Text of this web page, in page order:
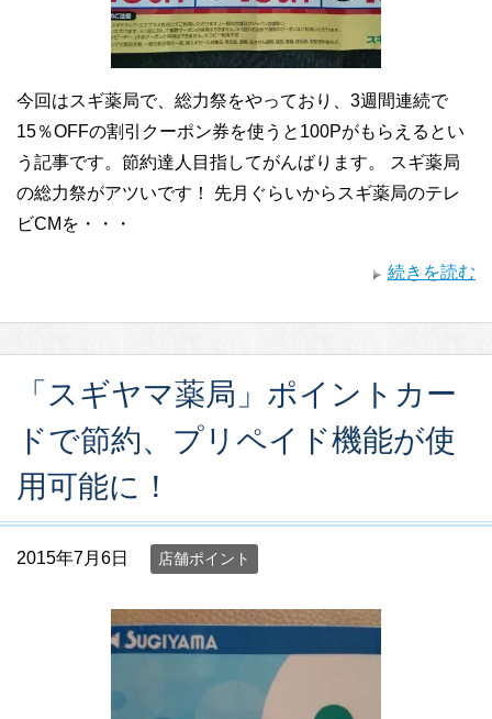
今回はスギ薬局で、総力祭をやっており、3週間連続で
15％OFFの割引クーポン券を使うと100Pがもらえるとい
う記事です。節約達人目指してがんばります。 スギ薬局
の総力祭がアツいです！ 先月ぐらいからスギ薬局のテレ
ビCMを・・・
続きを読む
「スギヤマ薬局」ポイントカー
ドで節約、プリペイド機能が使
用可能に！
2015年7月6日 店舗ポイント